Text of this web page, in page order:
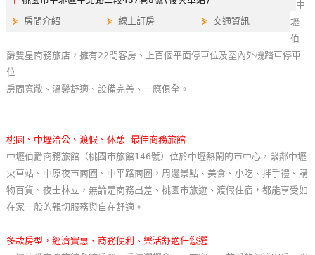
你
玩
圖
顧
客
服
⋟ 房間介紹 ⋟線上訂房 ⋟ 交通資訊
中
壢
伯
爵雙星商務旅店，擁有22間客房、上百個平面停車位及室內外機踏車停車
位
房間寬敞、溫馨舒適、設備完善、一應俱全。
桃園、中壢洽公、渡假、休憩 最佳商務旅館
中壢伯爵商務旅館（桃園市旅館146號）位於中壢熱鬧的市中心，緊鄰中壢
火車站、中原夜市商圈、中平路商圈，周邊景點、美食、小吃、拌手禮、購
物百貨、夜士林立，無論是商務出差、桃園市旅遊、渡假住宿，都能享受如
在家一般的親切服務與自在舒適。
多款房型，經濟實惠、商務便利、樂活舒適任您選